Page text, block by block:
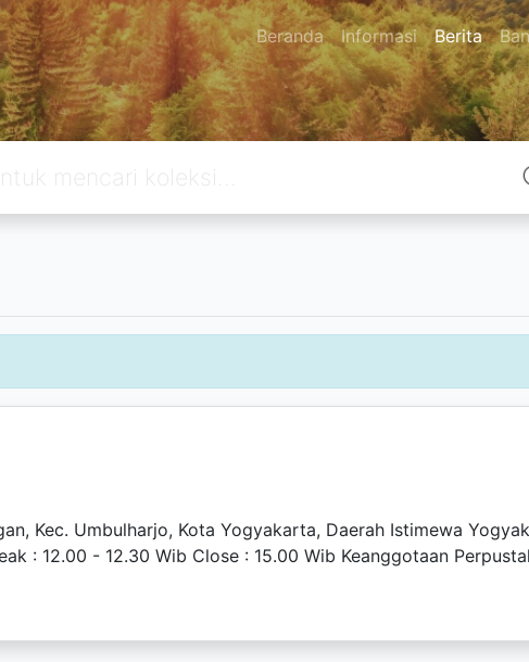
Beranda Informasi Berita
Kec. Umbulharjo, Kota Yogyakarta, Daerah Istimewa
: 12.00 - 12.30 Wib Close : 15.00 Wib Keanggotaan